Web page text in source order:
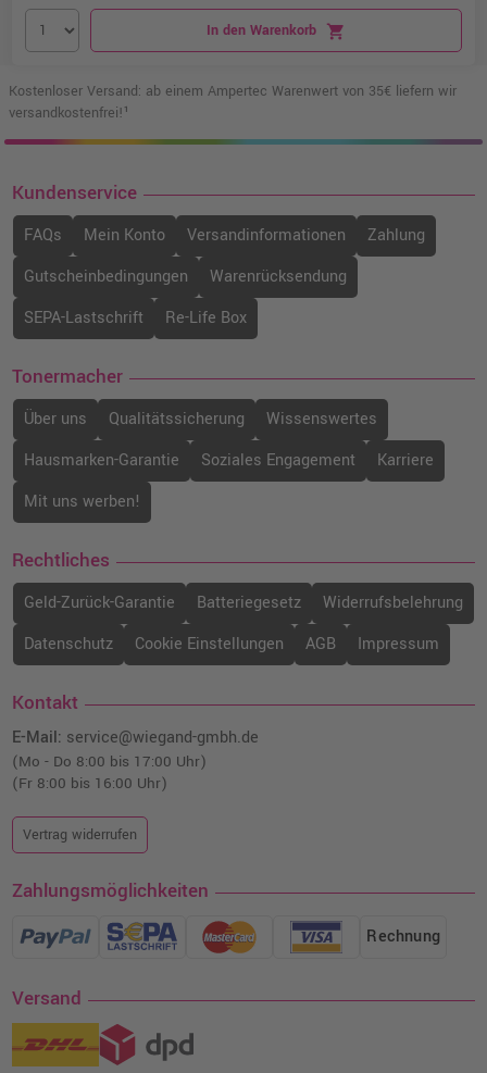
In den Warenkorb shopping_cart
Kostenloser Versand: ab einem Ampertec Warenwert von 35€ liefern wir
versandkostenfrei!¹
Kundenservice
FAQs Mein Konto Versandinformationen
Zahlung
Gutscheinbedingungen
Warenrücksendung
SEPA-Lastschrift
Re-Life Box
Tonermacher
Über uns Qualitätssicherung
Wissenswertes
Hausmarken-Garantie
Soziales Engagement
Karriere
Mit uns werben!
Rechtliches
Geld-Zurück-Garantie Batteriegesetz
Widerrufsbelehrung
Datenschutz
Cookie Einstellungen AGB Impressum
Kontakt
E-Mail: service@wiegand-gmbh.de
(Mo - Do 8:00 bis 17:00 Uhr)
(Fr 8:00 bis 16:00 Uhr)
Vertrag widerrufen
Zahlungsmöglichkeiten
Rechnung
Versand